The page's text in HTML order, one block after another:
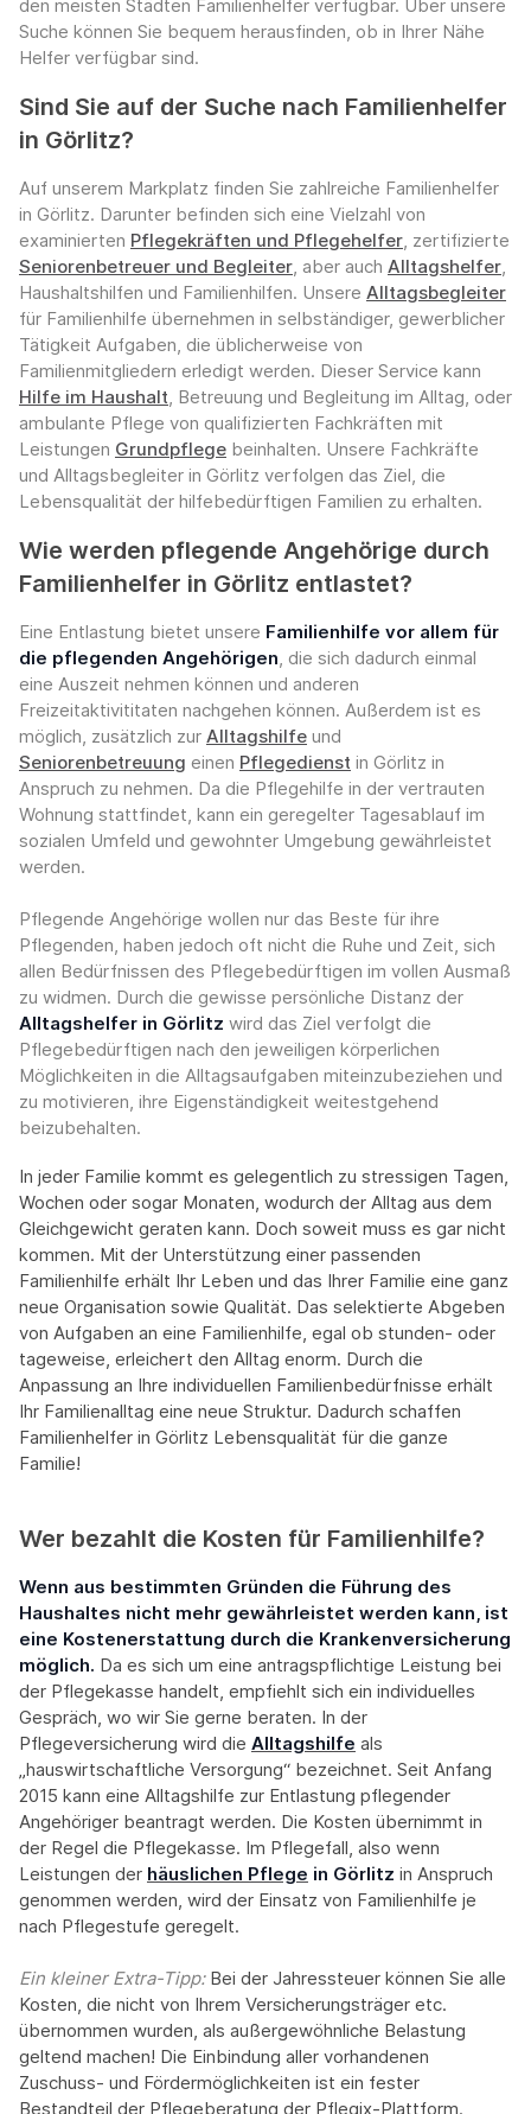
den meisten Städten Familienhelfer verfügbar. Über unsere
Suche können Sie bequem herausfinden, ob in Ihrer Nähe
Helfer verfügbar sind.
Sind Sie auf der Suche nach Familienhelfer
in Görlitz?
Auf unserem Markplatz finden Sie zahlreiche Familienhelfer
in Görlitz. Darunter befinden sich eine Vielzahl von
examinierten Pflegekräften und Pflegehelfer, zertifizierte
Seniorenbetreuer und Begleiter, aber auch Alltagshelfer,
Haushaltshilfen und Familienhilfen. Unsere Alltagsbegleiter
für Familienhilfe übernehmen in selbständiger, gewerblicher
Tätigkeit Aufgaben, die üblicherweise von
Familienmitgliedern erledigt werden. Dieser Service kann
Hilfe im Haushalt, Betreuung und Begleitung im Alltag, oder
ambulante Pflege von qualifizierten Fachkräften mit
Leistungen Grundpflege beinhalten. Unsere Fachkräfte
und Alltagsbegleiter in Görlitz verfolgen das Ziel, die
Lebensqualität der hilfebedürftigen Familien zu erhalten.
Wie werden pflegende Angehörige durch
Familienhelfer in Görlitz entlastet?
Eine Entlastung bietet unsere Familienhilfe vor allem für
die pflegenden Angehörigen, die sich dadurch einmal
eine Auszeit nehmen können und anderen
Freizeitaktivititaten nachgehen können. Außerdem ist es
möglich, zusätzlich zur Alltagshilfe und
Seniorenbetreuung einen Pflegedienst in Görlitz in
Anspruch zu nehmen. Da die Pflegehilfe in der vertrauten
Wohnung stattfindet, kann ein geregelter Tagesablauf im
sozialen Umfeld und gewohnter Umgebung gewährleistet
werden.
Pflegende Angehörige wollen nur das Beste für ihre
Pflegenden, haben jedoch oft nicht die Ruhe und Zeit, sich
allen Bedürfnissen des Pflegebedürftigen im vollen Ausmaß
zu widmen. Durch die gewisse persönliche Distanz der
Alltagshelfer in Görlitz wird das Ziel verfolgt die
Pflegebedürftigen nach den jeweiligen körperlichen
Möglichkeiten in die Alltagsaufgaben miteinzubeziehen und
zu motivieren, ihre Eigenständigkeit weitestgehend
beizubehalten.
In jeder Familie kommt es gelegentlich zu stressigen Tagen,
Wochen oder sogar Monaten, wodurch der Alltag aus dem
Gleichgewicht geraten kann. Doch soweit muss es gar nicht
kommen. Mit der Unterstützung einer passenden
Familienhilfe erhält Ihr Leben und das Ihrer Familie eine ganz
neue Organisation sowie Qualität. Das selektierte Abgeben
von Aufgaben an eine Familienhilfe, egal ob stunden- oder
tageweise, erleichert den Alltag enorm. Durch die
Anpassung an Ihre individuellen Familienbedürfnisse erhält
Ihr Familienalltag eine neue Struktur. Dadurch schaffen
Familienhelfer in Görlitz Lebensqualität für die ganze
Familie!
Wer bezahlt die Kosten für Familienhilfe?
Wenn aus bestimmten Gründen die Führung des
Haushaltes nicht mehr gewährleistet werden kann, ist
eine Kostenerstattung durch die Krankenversicherung
möglich. Da es sich um eine antragspflichtige Leistung bei
der Pflegekasse handelt, empfiehlt sich ein individuelles
Gespräch, wo wir Sie gerne beraten. In der
Pflegeversicherung wird die Alltagshilfe als
„hauswirtschaftliche Versorgung“ bezeichnet. Seit Anfang
2015 kann eine Alltagshilfe zur Entlastung pflegender
Angehöriger beantragt werden. Die Kosten übernimmt in
der Regel die Pflegekasse. Im Pflegefall, also wenn
Leistungen der häuslichen Pflege in Görlitz in Anspruch
genommen werden, wird der Einsatz von Familienhilfe je
nach Pflegestufe geregelt.
Ein kleiner Extra-Tipp:‍ Bei der Jahressteuer können Sie alle
Kosten, die nicht von Ihrem Versicherungsträger etc.
übernommen wurden, als außergewöhnliche Belastung
geltend machen! Die Einbindung aller vorhandenen
Zuschuss- und Fördermöglichkeiten ist ein fester
Bestandteil der Pflegeberatung der Pflegix-Plattform.